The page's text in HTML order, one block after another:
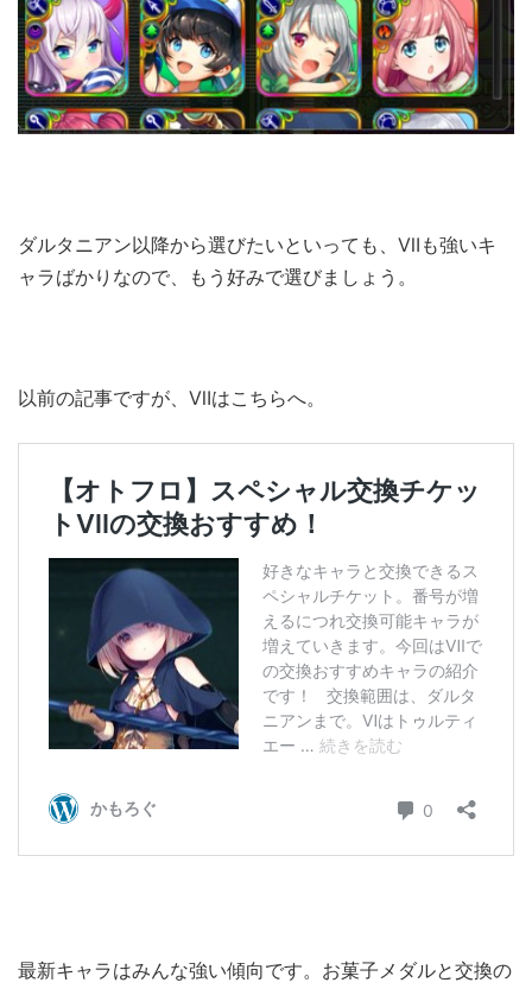
ダルタニアン以降から選びたいといっても、Ⅶも強いキ
ャラばかりなので、もう好みで選びましょう。
以前の記事ですが、Ⅶはこちらへ。
最新キャラはみんな強い傾向です。お菓子メダルと交換の